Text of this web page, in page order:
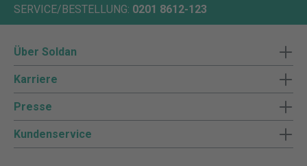
SERVICE/BESTELLUNG: 0201 8612-123
Über Soldan
Karriere
Presse
Kundenservice